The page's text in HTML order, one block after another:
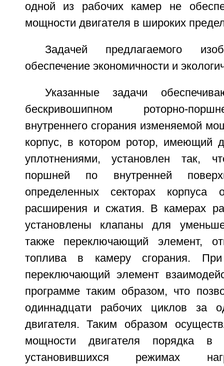
одной из рабочих камер не
мощности двигателя в широких
Задачей предлагаемого
обеспечение экономичности и
Указанные задачи
бескривошипном роторно-
внутреннего сгорания изменяемой
корпус, в котором ротор, имеющий
уплотнениями, установлен так,
поршней по внутренней
определенных секторах корпуса
расширения и сжатия. В камерах
установлены клапаны для
также переключающий элемент,
топлива в камеру сгорания.
переключающий элемент
программе таким образом, что
одиннадцати рабочих циклов за
двигателя. Таким образом
мощности двигателя порядка
установившихся режимах